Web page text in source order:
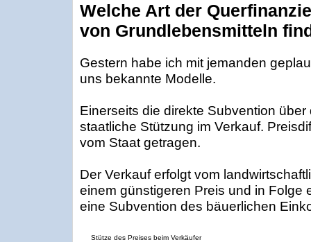
Welche Art der
von Grundlebensmitteln
Gestern habe ich mit jemanden
uns bekannte Modelle.
Einerseits die direkte Subvention
staatliche Stützung im Verkauf.
vom Staat getragen.
Der Verkauf erfolgt vom
einem günstigeren Preis und in Folge
eine Subvention des bäuerlichen
Stütze des Preises beim Verkäufer